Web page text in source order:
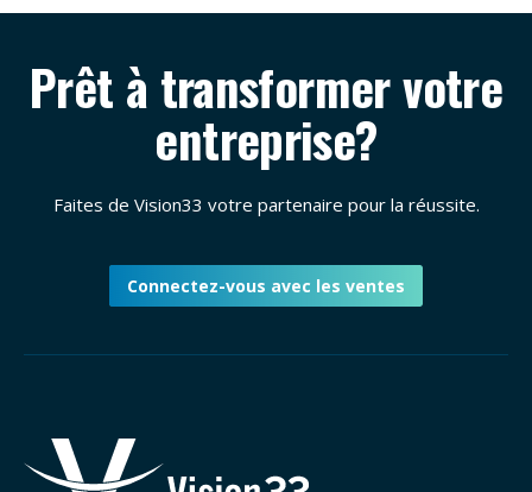
Prêt à transformer votre
entreprise?
Faites de Vision33 votre partenaire pour la réussite.
Connectez-vous avec les ventes